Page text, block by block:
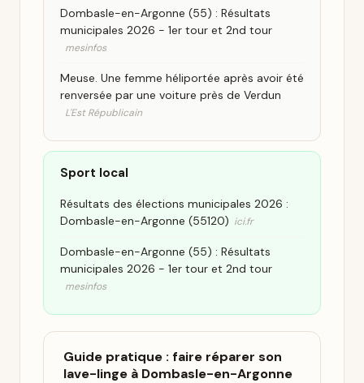
Dombasle-en-Argonne (55) : Résultats
municipales 2026 - 1er tour et 2nd tour
mesinfos
Meuse. Une femme héliportée après avoir été
renversée par une voiture près de Verdun
L'Est Républicain
Sport local
Résultats des élections municipales 2026 :
Dombasle-en-Argonne (55120) ici.fr
Dombasle-en-Argonne (55) : Résultats
municipales 2026 - 1er tour et 2nd tour
mesinfos
Guide pratique : faire réparer son
lave-linge à Dombasle-en-Argonne